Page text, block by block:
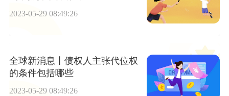
2023-05-29 08:49:26
全球新消息丨债权人主张代位权
的条件包括哪些
2023-05-29 08:49:26